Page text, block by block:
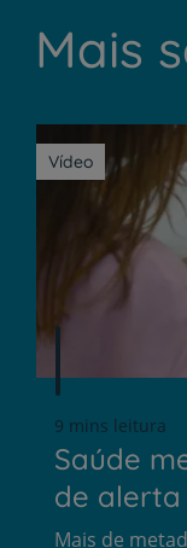
Mais
Vídeo
9 mins leitura
Saúde
de
Mais de